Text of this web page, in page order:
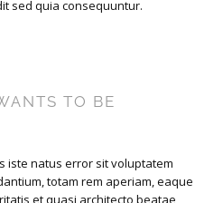
sed quia consequuntur.
TO BE
iste natus error sit voluptatem
totam rem aperiam, eaque
et quasi architecto beatae